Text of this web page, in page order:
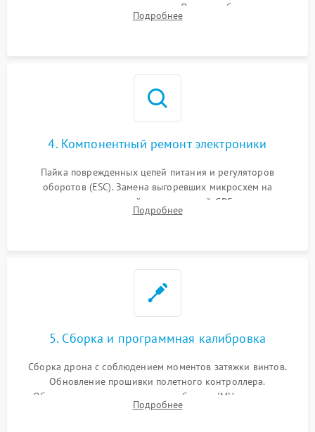
трехосевого подвеса камеры. Очистка объектива,
восстановление механизма фокусировки. Установка новых
Подробнее
4. Компонентный ремонт электроники
Пайка поврежденных цепей питания и регуляторов
оборотов (ESC). Замена выгоревших микросхем на
материнской плате, модулей GPS
Подробнее
5. Сборка и программная калибровка
Сборка дрона с соблюдением моментов затяжки винтов.
Обновление прошивки полетного контроллера.
Обязательная программная калибровка IMU-сенсоров,
компаса, датчиков позиционирования и горизонта подвеса
Подробнее